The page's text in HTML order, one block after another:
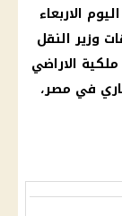
الاربعاء
توجيهات وزير النقل
الاراضي
في مصر،